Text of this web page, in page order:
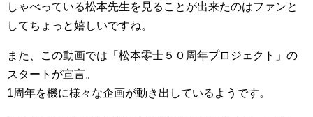
しゃべっている松本先生を見ることが出来たのはファンと
してちょっと嬉しいですね。
また、この動画では「松本零士５０周年プロジェクト」の
スタートが宣言。
1周年を機に様々な企画が動き出しているようです。